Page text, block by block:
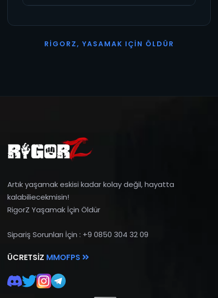
R I G O R Z, YASAMAK I ÇI N Ö L D Ü R
Artık yaşamak eskisi kadar kolay değil, hayatta
kalabiliecekmisin!
RigorZ Yaşamak İçin Öldür
Sipariş Sorunları İçin : +9 0850 304 32 09
ÜCRETSIZ MMOFPS